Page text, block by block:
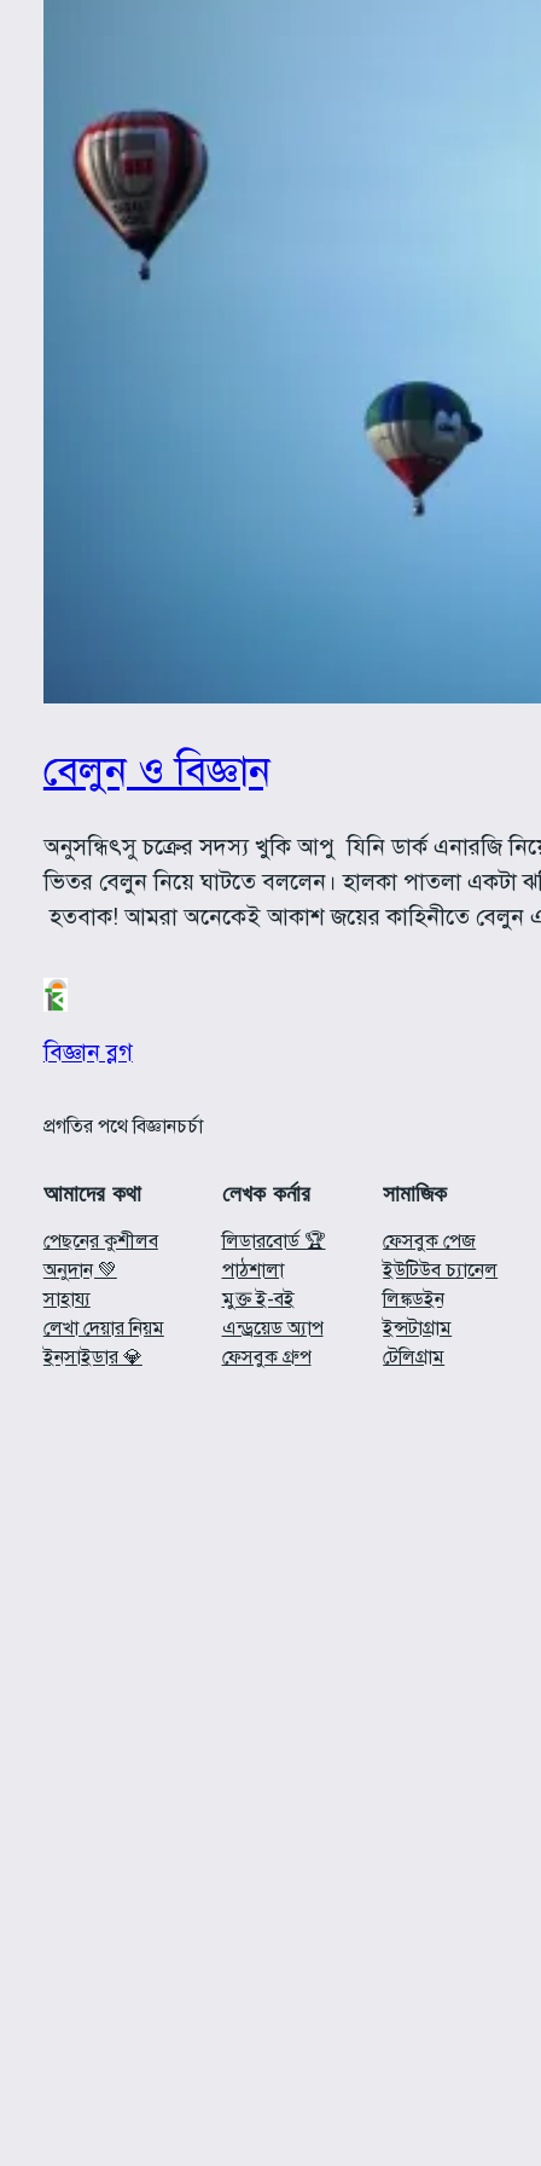
বেলুন ও বিজ্ঞান
অনুসন্ধিৎসু চক্রের সদস্য খুকি আপু যিনি ডার্ক এনারজি
ভিতর বেলুন নিয়ে ঘাটতে বললেন। হালকা পাতলা একটা
হতবাক! আমরা অনেকেই আকাশ জয়ের কাহিনীতে বেলুন
বিজ্ঞান ব্লগ
প্রগতির পথে বিজ্ঞানচর্চা
আমাদের কথা
পেছনের কুশীলব
অনুদান 💚
সাহায্য
লেখা দেয়ার নিয়ম
ইনসাইডার 💎
লেখক কর্নার
লিডারবোর্ড 🏆
পাঠশালা
মুক্ত ই-বই
এন্ড্রয়েড অ্যাপ
ফেসবুক গ্রুপ
সামাজিক
ফেসবুক পেজ
ইউটিউব চ্যানেল
লিঙ্কডইন
ইন্সটাগ্রাম
টেলিগ্রাম